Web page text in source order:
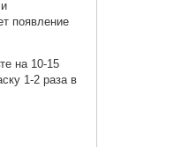
появление
на 10-15
1-2 раза в